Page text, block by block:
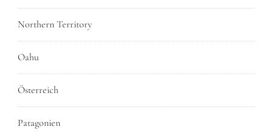
Northern Territory
Oahu
Österreich
Patagonien